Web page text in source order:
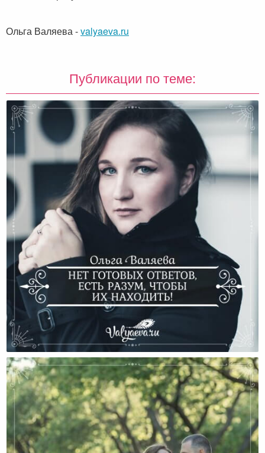
Ольга Валяева-valyaeva.ru
Публикации по теме:
Нет Готовых Ответов, Есть Разум, Чтобы Их
Находить!